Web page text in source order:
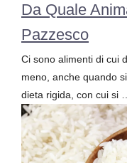
Da Quale
Pazzesco
Ci sono alimenti di cui
meno, anche quando
dieta rigida, con cui si